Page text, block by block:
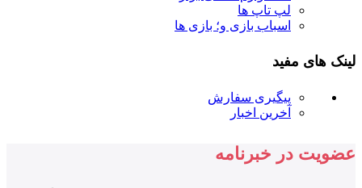
لپ تاپ ها
اسباب بازی و؛ بازی ها
لینک های مفید
پیگیری سفارش
آخرین اخبار
عضویت در خبرنامه